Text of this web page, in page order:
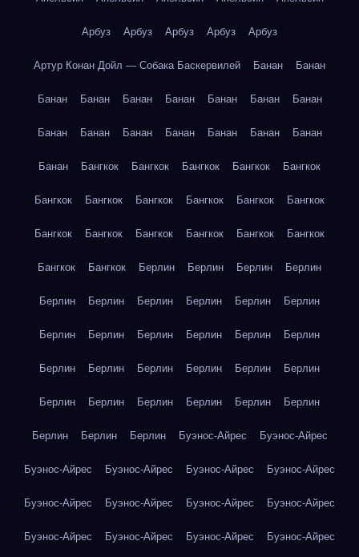
Арбуз Арбуз Арбуз Арбуз Арбуз
Артур Конан Дойл — Собака Баскервилей Банан Банан
Банан Банан Банан Банан Банан Банан Банан
Банан Банан Банан Банан Банан Банан Банан
Банан Бангкок Бангкок Бангкок Бангкок Бангкок
Бангкок Бангкок Бангкок Бангкок Бангкок Бангкок
Бангкок Бангкок Бангкок Бангкок Бангкок Бангкок
Бангкок Бангкок Берлин Берлин Берлин Берлин
Берлин Берлин Берлин Берлин Берлин Берлин
Берлин Берлин Берлин Берлин Берлин Берлин
Берлин Берлин Берлин Берлин Берлин Берлин
Берлин Берлин Берлин Берлин Берлин Берлин
Берлин Берлин Берлин Буэнос-Айрес Буэнос-Айрес
Буэнос-Айрес Буэнос-Айрес Буэнос-Айрес Буэнос-Айрес
Буэнос-Айрес Буэнос-Айрес Буэнос-Айрес Буэнос-Айрес
Буэнос-Айрес Буэнос-Айрес Буэнос-Айрес Буэнос-Айрес